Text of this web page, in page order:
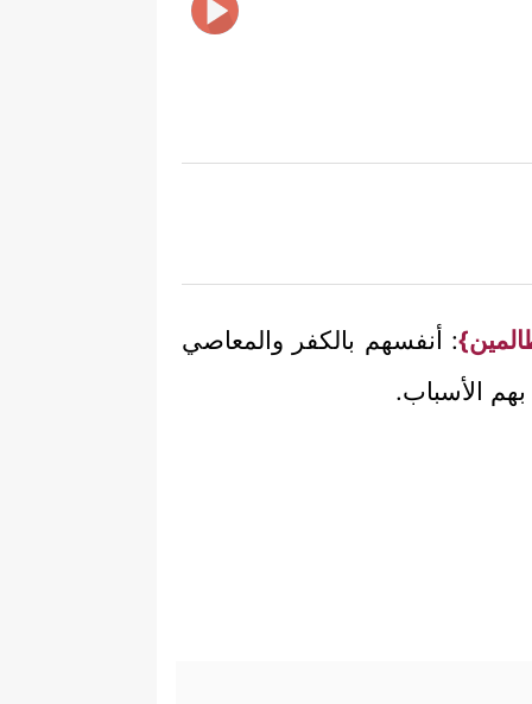
: أنفسهم بالكفر والمعاصي
الأسباب.